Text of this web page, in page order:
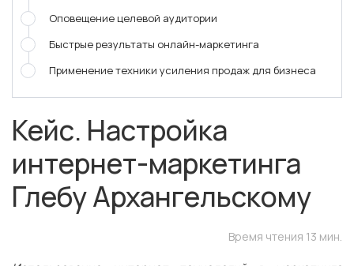
Оповещение целевой аудитории
Быстрые результаты онлайн-маркетинга
Применение техники усиления продаж для бизнеса
Кейс. Настройка
интернет-маркетинга
Глебу Архангельскому
Время чтения 13 мин.